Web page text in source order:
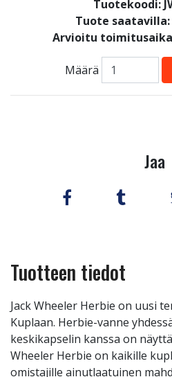
Tuotekoodi:
Tuote saatavilla:
Arvioitu
Määrä
Jaa
Tuotteen tiedot
Jack Wheeler Herbie on uusi
Kuplaan. Herbie-vanne
keskikapselin kanssa on
Wheeler Herbie on kaikille
omistajille ainutlaatuinen